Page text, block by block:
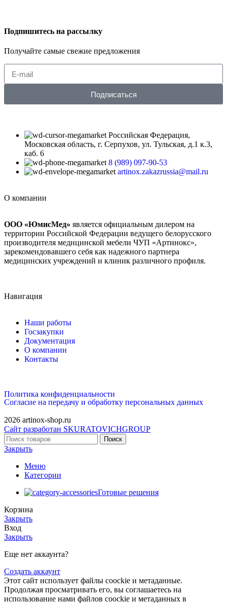
Подпишитесь на рассылку
Получайте самые свежие предложения
Подписаться
Российская Федерация,
Московская область, г. Серпухов, ул. Тульская, д.1 к.3,
каб. 6
8 (989) 097-90-53
artinox.zakazrussia@mail.ru
О компании
ООО «ЮмисМед» является официальным дилером на
территории Российской Федерации ведущего белорусского
производителя медицинской мебели ЧУП «Артинокс»,
зарекомендовавшего себя как надежного партнера
медицинских учреждений и клиник различного профиля.
Навигация
Наши работы
Госзакупки
Документация
О компании
Контакты
Политика конфиденциальности
Согласие на передачу и обработку персональных данных
2026 artinox-shop.ru
Сайт разработан SKURATOVICHGROUP
Поиск
Закрыть
Меню
Категории
Готовые решения
Корзина
Закрыть
Вход
Закрыть
Еще нет аккаунта?
Создать аккаунт
Этот сайт использует файлы coockie и метаданные.
Продолжая просматривать его, вы соглашаетесь на
использование нами файлов coockie и метаданных в